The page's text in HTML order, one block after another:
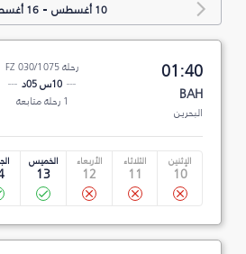
10 أغسطس -16 أغسطس
01:40
BAH
البحرين
رحلة FZ 030/1075
10س 05د
1 رحلة متابعة
الإثنين
10
الثلاثاء
11
الأربعاء
12
الخميس
13